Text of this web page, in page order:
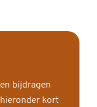
bijdragen
kort